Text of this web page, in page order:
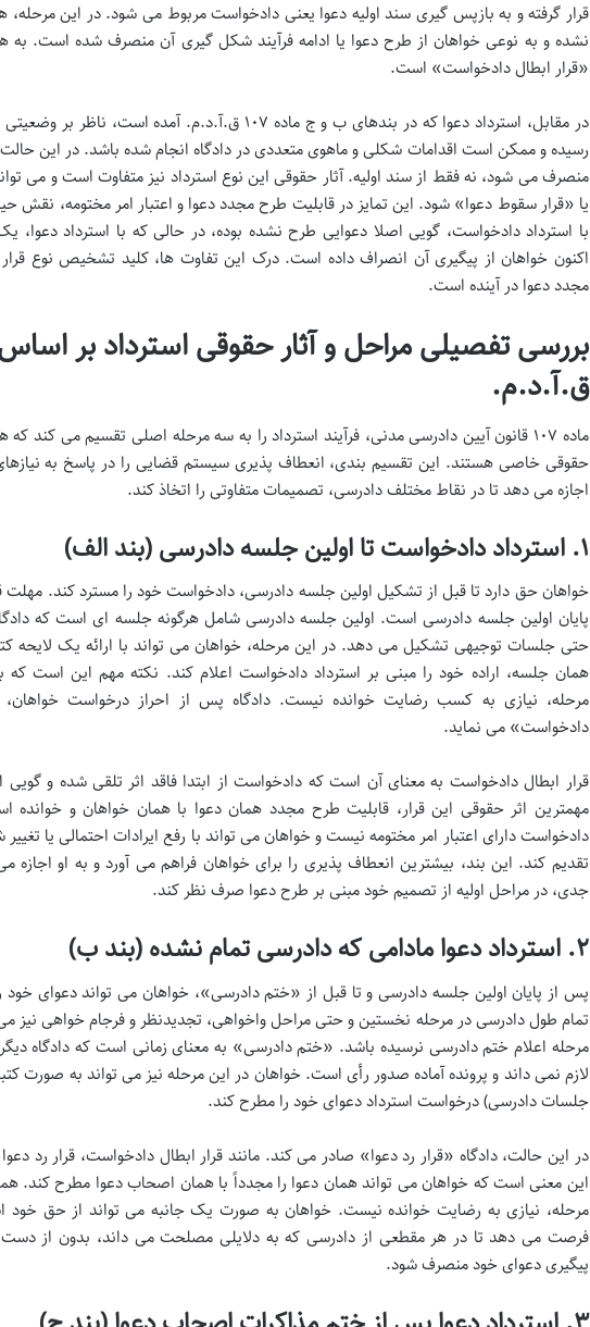
قرار گرفته و به بازپس گیری سند اولیه دعوا یعنی دادخواست مربوط می شود. در این مرحله،
نشده و به نوعی خواهان از طرح دعوا یا ادامه فرآیند شکل گیری آن منصرف شده است. به
«قرار ابطال دادخواست» است.
در مقابل، استرداد دعوا که در بندهای ب و ج ماده ۱۰۷ ق.آ.د.م.
رسیده و ممکن است اقدامات شکلی و ماهوی متعددی در دادگاه انجام شده باشد. در این
منصرف می شود، نه فقط از سند اولیه. آثار حقوقی این نوع استرداد نیز متفاوت است و می
یا «قرار سقوط دعوا» شود. این تمایز در قابلیت طرح مجدد دعوا و اعتبار امر مختومه، نقش
با استرداد دادخواست، گویی اصلا دعوایی طرح نشده بوده، در حالی که با استرداد
اکنون خواهان از پیگیری آن انصراف داده است. درک این تفاوت ها، کلید تشخیص نوع
مجدد دعوا در آینده است.
ق.آ.د.م.
ماده ۱۰۷ قانون آیین دادرسی مدنی، فرآیند استرداد را به سه مرحله اصلی تقسیم می کند
حقوقی خاصی هستند. این تقسیم بندی، انعطاف پذیری سیستم قضایی را در پاسخ به
اجازه می دهد تا در نقاط مختلف دادرسی، تصمیمات متفاوتی را اتخاذ کند.
۱. استرداد دادخواست تا اولین جلسه دادرسی (بند الف)
خواهان حق دارد تا قبل از تشکیل اولین جلسه دادرسی، دادخواست خود را مسترد کند. مهلت
پایان اولین جلسه دادرسی است. اولین جلسه دادرسی شامل هرگونه جلسه ای است که
حتی جلسات توجیهی تشکیل می دهد. در این مرحله، خواهان می تواند با ارائه یک لایحه
همان جلسه، اراده خود را مبنی بر استرداد دادخواست اعلام کند. نکته مهم این است که
مرحله، نیازی به کسب رضایت خوانده نیست. دادگاه پس از احراز درخواست خواهان،
دادخواست» می نماید.
قرار ابطال دادخواست به معنای آن است که دادخواست از ابتدا فاقد اثر تلقی شده و
مهمترین اثر حقوقی این قرار، قابلیت طرح مجدد همان دعوا با همان خواهان و خوانده
دادخواست دارای اعتبار امر مختومه نیست و خواهان می تواند با رفع ایرادات احتمالی یا
تقدیم کند. این بند، بیشترین انعطاف پذیری را برای خواهان فراهم می آورد و به او اجازه
جدی، در مراحل اولیه از تصمیم خود مبنی بر طرح دعوا صرف نظر کند.
۲. استرداد دعوا مادامی که دادرسی تمام نشده (بند ب)
پس از پایان اولین جلسه دادرسی و تا قبل از «ختم دادرسی»، خواهان می تواند دعوای خود
تمام طول دادرسی در مرحله نخستین و حتی مراحل واخواهی، تجدیدنظر و فرجام خواهی نیز
مرحله اعلام ختم دادرسی نرسیده باشد. «ختم دادرسی» به معنای زمانی است که دادگاه
لازم نمی داند و پرونده آماده صدور رأی است. خواهان در این مرحله نیز می تواند به صورت
جلسات دادرسی) درخواست استرداد دعوای خود را مطرح کند.
در این حالت، دادگاه «قرار رد دعوا» صادر می کند. مانند قرار ابطال دادخواست، قرار رد دعوا
این معنی است که خواهان می تواند همان دعوا را مجدداً با همان اصحاب دعوا مطرح کند.
مرحله، نیازی به رضایت خوانده نیست. خواهان به صورت یک جانبه می تواند از حق خود
فرصت می دهد تا در هر مقطعی از دادرسی که به دلایلی مصلحت می داند، بدون از
پیگیری دعوای خود منصرف شود.